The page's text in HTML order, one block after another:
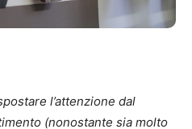
l’attenzione dal
(nonostante sia molto